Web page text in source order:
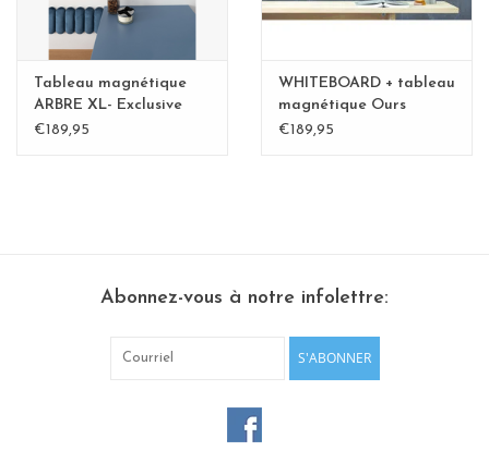
Tableau magnétique
ARBRE XL- Exclusive
Kamakura BLvert -
€189,95
WHITEBOARD + tableau
magnétique Ours
polaire XL-Special
€189,95
Abonnez-vous à notre infolettre:
S'ABONNER